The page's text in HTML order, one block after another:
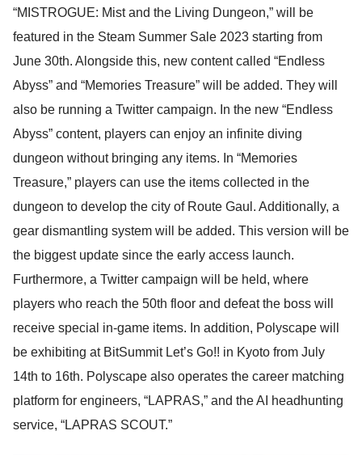
“MISTROGUE: Mist and the Living Dungeon,” will be
featured in the Steam Summer Sale 2023 starting from
June 30th. Alongside this, new content called “Endless
Abyss” and “Memories Treasure” will be added. They will
also be running a Twitter campaign. In the new “Endless
Abyss” content, players can enjoy an infinite diving
dungeon without bringing any items. In “Memories
Treasure,” players can use the items collected in the
dungeon to develop the city of Route Gaul. Additionally, a
gear dismantling system will be added. This version will be
the biggest update since the early access launch.
Furthermore, a Twitter campaign will be held, where
players who reach the 50th floor and defeat the boss will
receive special in-game items. In addition, Polyscape will
be exhibiting at BitSummit Let’s Go!! in Kyoto from July
14th to 16th. Polyscape also operates the career matching
platform for engineers, “LAPRAS,” and the AI headhunting
service, “LAPRAS SCOUT.”